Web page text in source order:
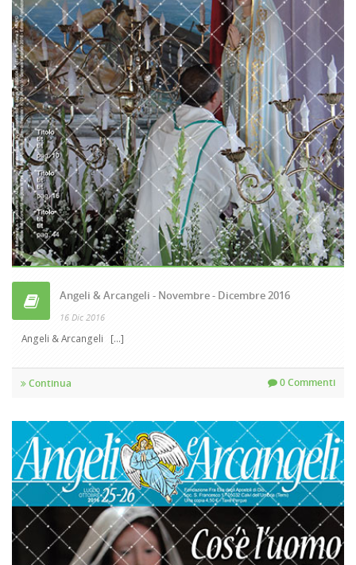
Angeli & Arcangeli - Novembre - Dicembre 2016
16 Dic 2016
Angeli & Arcangeli [...]
Continua 0 Commenti